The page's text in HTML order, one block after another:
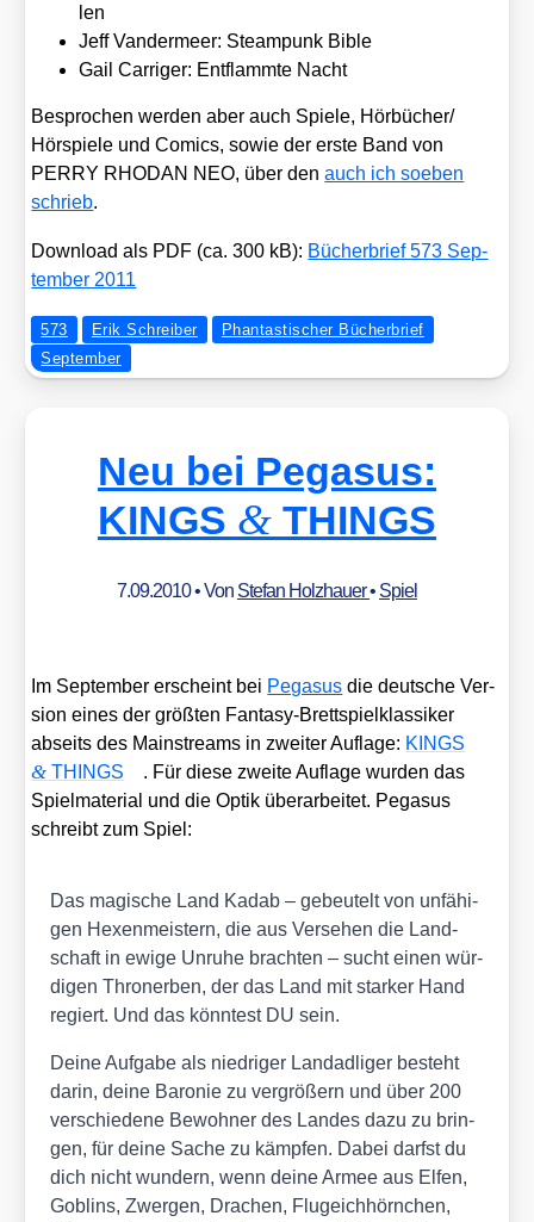
len
Jeff Van­der­meer: Steam­punk Bible
Gail Car­ri­ger: Ent­flamm­te Nacht
Bespro­chen wer­den aber auch Spie­le, Hörbücher/​
Hörspiele und Comics, sowie der ers­te Band von
PERRY RHODAN NEO, über denauch ich soeben
schrieb.
Down­load als PDF (ca. 300 kB): Bücher­brief 573 Sep­
tem­ber 2011
573 Erik Schreiber
Phantastischer Bücherbrief
September
Neu bei Pegasus:
KINGS & THINGS
7.09.2010• Von Stefan Holzhauer• Spiel
Im Sep­tem­ber erscheint bei Pega­sus die deut­sche Ver­
si­on eines der größ­ten Fan­ta­sy-Brett­spiel­klas­si­ker
abseits des Main­streams in zwei­ter Auf­la­ge: KINGS
& THINGS
. Für die­se zwei­te Auf­la­ge wur­den das
Spiel­ma­te­ri­al und die Optik über­ar­bei­tet. Pega­sus
schreibt zum Spiel:
Das magi­sche Land Kad­ab – gebeu­telt von unfä­hi­
gen Hexen­meis­tern, die aus Ver­se­hen die Land­
schaft in ewi­ge Unru­he brach­ten – sucht einen wür­
di­gen Thron­er­ben, der das Land mit star­ker Hand
regiert. Und das könn­test DU sein.
Dei­ne Auf­ga­be als nied­ri­ger Land­ad­li­ger besteht
dar­in, dei­ne Baro­nie zu ver­grö­ßern und über 200
ver­schie­de­ne Bewoh­ner des Lan­des dazu zu brin­
gen, für dei­ne Sache zu kämp­fen. Dabei darfst du
dich nicht wun­dern, wenn dei­ne Armee aus Elfen,
Goblins, Zwer­gen, Dra­chen, Flug­eich­hörn­chen,